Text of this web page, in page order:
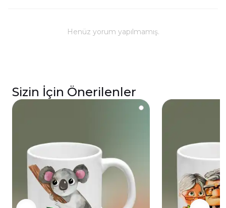
yıkanması önerilmektedir.
Henüz yorum yapılmamış.
Sizin İçin Önerilenler